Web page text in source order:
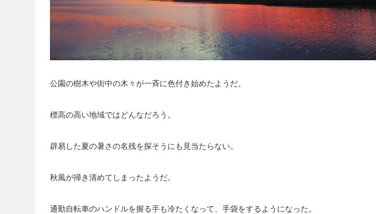
公園の樹木や街中の木々が一斉に色付き始めたようだ。
標高の高い地域ではどんなだろう。
辟易した夏の暑さの名残を探そうにも見当たらない。
秋風が掃き清めてしまったようだ。
通勤自転車のハンドルを握る手も冷たくなって、手袋をするようになった。